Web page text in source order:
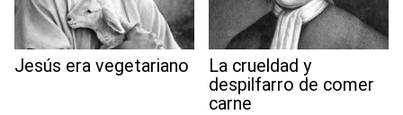
Jesús era vegetariano
La crueldad y
despilfarro de comer
carne